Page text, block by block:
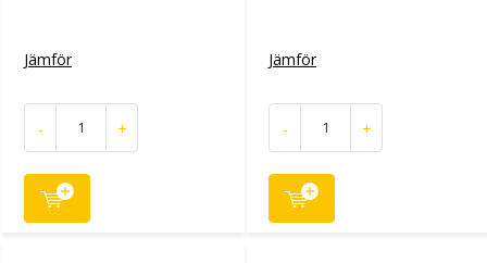
Jämför
- +
Jämför
- +